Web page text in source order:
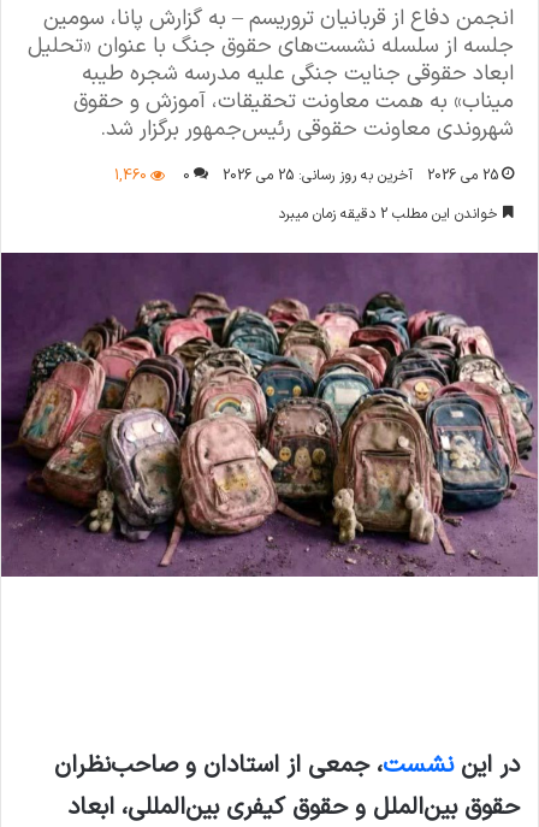
انجمن دفاع از قربانیان تروریسم – به گزارش پانا، سومین
جلسه از سلسله نشست‌های حقوق جنگ با عنوان «تحلیل
ابعاد حقوقی جنایت جنگی علیه مدرسه شجره طیبه
میناب» به همت معاونت تحقیقات، آموزش و حقوق
شهروندی معاونت حقوقی رئیس‌جمهور برگزار شد.
25 می 2026 آخرین به روز رسانی: 25 می 2026 0
1,460
خواندن این مطلب 2 دقیقه زمان میبرد
‌در ایننشست، جمعی از استادان و صاحب‌نظران
حقوق بین‌الملل و حقوق کیفری بین‌المللی، ابعاد